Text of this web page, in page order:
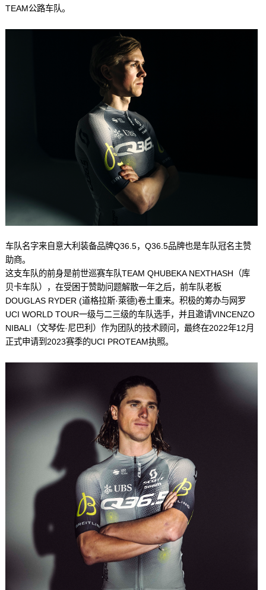
TEAM公路车队。
车队名字来自意大利装备品牌Q36.5，Q36.5品牌也是车队冠名主赞
助商。
这支车队的前身是前世巡赛车队TEAM QHUBEKA NEXTHASH（库
贝卡车队），在受困于赞助问题解散一年之后，前车队老板
DOUGLAS RYDER (道格拉斯·萊德)卷土重来。积极的筹办与网罗
UCI WORLD TOUR一级与二三级的车队选手，并且邀请VINCENZO
NIBALI（文琴佐·尼巴利）作为团队的技术顾问，最终在2022年12月
正式申请到2023赛季的UCI PROTEAM执照。